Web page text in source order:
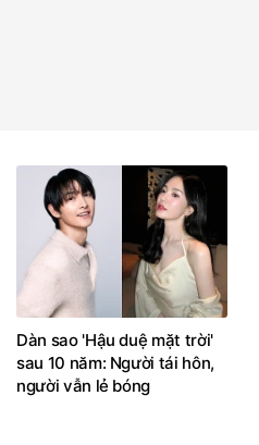
Dàn sao 'Hậu duệ mặt trời'
sau 10 năm: Người tái hôn,
người vẫn lẻ bóng